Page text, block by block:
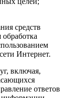
средств
Интернет.
включая,
ответов